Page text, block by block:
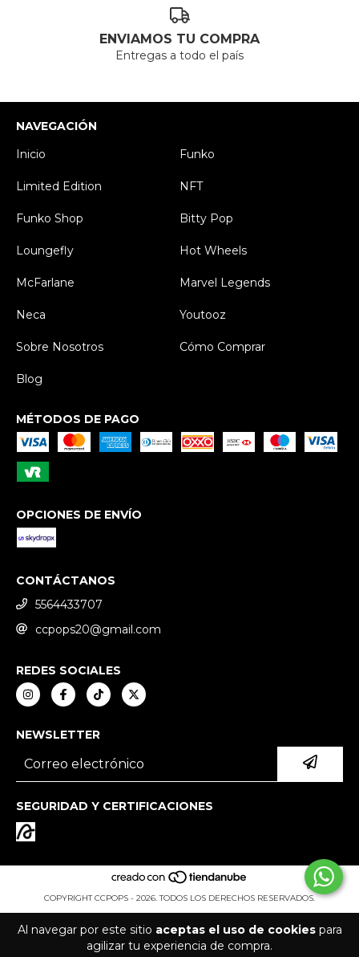
Al navegar por este sitio aceptas el uso de cookiespara
agilizar tu experiencia de compra.
ENVIAMOS TU COMPRA
Entregas a todo el país
NAVEGACIÓN
Inicio
Funko
Limited Edition NFT
Funko Shop Bitty Pop
Loungefly Hot Wheels
McFarlane Marvel Legends
Neca Youtooz
Sobre Nosotros Cómo Comprar
Blog
MÉTODOS DE PAGO
OPCIONES DE ENVÍO
CONTÁCTANOS
5564433707
ccpops20@gmail.com
REDES SOCIALES
NEWSLETTER
SEGURIDAD Y CERTIFICACIONES
COPYRIGHT CCPOPS - 2026. TODOS LOS DERECHOS RESERVADOS.